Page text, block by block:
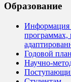
Образование
Информация
программах,
Годовой план
Научно-